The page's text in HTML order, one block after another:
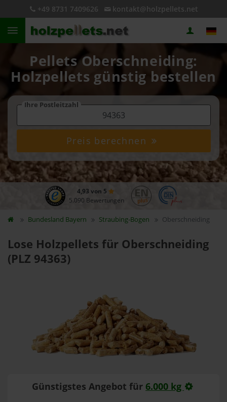
+49 8731 7409626 kontakt@holzpellets.net
Pellets Oberschneiding:
Holzpellets günstig bestellen
Ihre Postleitzahl
Preis berechnen
4,93 von 5
5.090 Bewertungen
Bundesland Bayern Straubing-Bogen Oberschneiding
Lose Holzpellets für Oberschneiding
(PLZ 94363)
Günstigstes Angebot für 6.000 kg